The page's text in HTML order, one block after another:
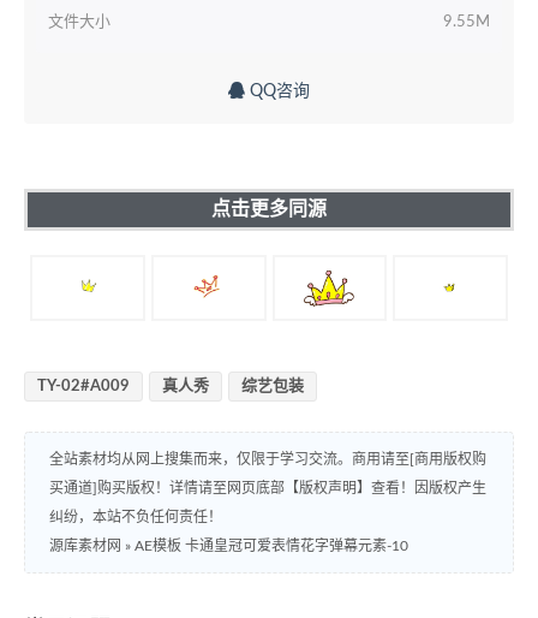
文件大小 9.55M
QQ咨询
点击更多同源
TY-02#A009 真人秀 综艺包装
全站素材均从网上搜集而来，仅限于学习交流。商用请至[商用版权购
买通道]购买版权！详情请至网页底部【版权声明】查看！因版权产生
纠纷，本站不负任何责任！
源库素材网 » AE模板 卡通皇冠可爱表情花字弹幕元素-10